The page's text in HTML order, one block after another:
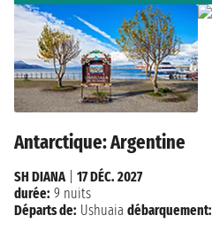
Antarctique: Argentine
SH DIANA
17 DÉC. 2027
durée: 9 nuits
Départs de: Ushuaia débarquement: